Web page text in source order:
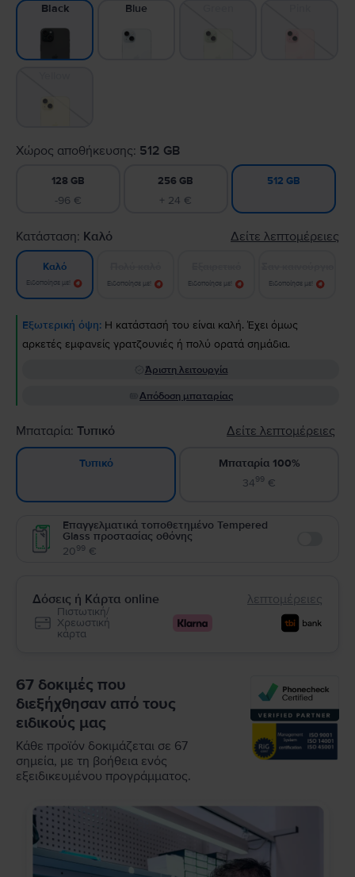
Black Blue
Χώρος αποθήκευσης: 512 GB
128 GB
-96 €
256 GB
+ 24 €
512 GB
Κατάσταση: Καλό Δείτε λεπτομέρειες
Καλό
Ειδοποίησε με! Ειδοποίησε με! Ειδοποίησε με! Ειδοποίησε με!
Εξωτερική όψη: Η κατάστασή του είναι καλή. Έχει όμως
αρκετές εμφανείς γρατζουνιές ή πολύ ορατά σημάδια.
Άριστη λειτουργία
Απόδοση μπαταρίας
Μπαταρία: Τυπικό Δείτε λεπτομέρειες
Τυπικό
Μπαταρία 100%
3499 €
Επαγγελματικά τοποθετημένο Tempered
Glass προστασίας οθόνης
2099 €
Δόσεις ή Κάρτα online λεπτομέρειες
Πιστωτική/
Χρεωστική
κάρτα
67 δοκιμές που
διεξήχθησαν από τους
ειδικούς μας
Κάθε προϊόν δοκιμάζεται σε 67
σημεία, με τη βοήθεια ενός
εξειδικευμένου προγράμματος.